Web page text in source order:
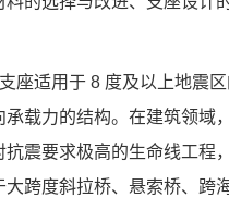
座适用于 8 度及以上地震
载力的结构。在建筑领域
震要求极高的生命线工程
跨度斜拉桥、悬索桥、跨